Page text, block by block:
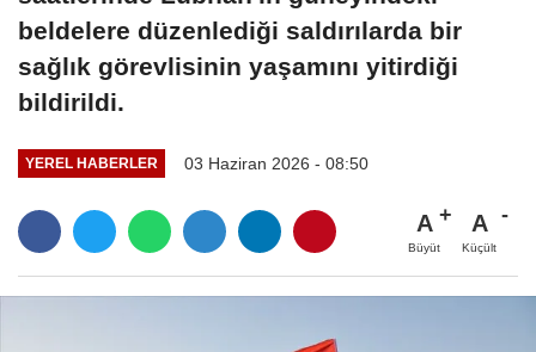
beldelere düzenlediği saldırılarda bir
sağlık görevlisinin yaşamını yitirdiği
bildirildi.
YEREL HABERLER 03 Haziran 2026 - 08:50
A
Büyüt
A
Küçült